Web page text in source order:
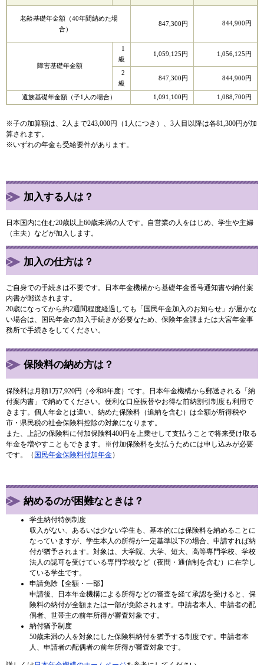
老齢基礎年金額（40年間納めた場
合）
847,300円 844,900円
障害基礎年金額
1
級
1,059,125円 1,056,125円
2
級
847,300円 844,900円
遺族基礎年金額（子1人の場合） 1,091,100円 1,088,700円
※子の加算額は、2人まで243,000円（1人につき）、3人目以降は各81,300円が加
算されます。
※いずれの年金も受給要件があります。
加入する人は？
日本国内に住む20歳以上60歳未満の人です。自営業の人をはじめ、学生や主婦
（主夫）などが加入します。
加入の仕方は？
ご自身での手続きは不要です。日本年金機構から基礎年金番号通知書や納付案
内書が郵送されます。
20歳になってから約2週間程度経過しても「国民年金加入のお知らせ」が届かな
い場合は、国民年金の加入手続きが必要なため、保険年金課または大宮年金事
務所で手続きをしてください。
保険料の納め方は？
保険料は月額1万7,920円（令和8年度）です。日本年金機構から郵送される「納
付案内書」で納めてください。便利な口座振替やお得な前納割引制度も利用で
きます。個人年金とは違い、納めた保険料（追納を含む）は全額が所得税や
市・県民税の社会保険料控除の対象になります。
また、上記の保険料に付加保険料400円を上乗せして支払うことで将来受け取る
年金を増やすこともできます。※付加保険料を支払うためには申し込みが必要
です。（ 国民年金保険料付加年金）
納めるのが困難なときは？
学生納付特例制度
収入がない、あるいは少ない学生も、基本的には保険料を納めることに
なっていますが、学生本人の所得が一定基準以下の場合、申請すれば納
付が猶予されます。対象は、大学院、大学、短大、高等専門学校、学校
法人の認可を受けている専門学校など（夜間・通信制を含む）に在学し
ている学生です。
申請免除【全額・一部】
申請後、日本年金機構による所得などの審査を経て承認を受けると、保
険料の納付が全額または一部が免除されます。申請者本人、申請者の配
偶者、世帯主の前年所得が審査対象です。
納付猶予制度
50歳未満の人を対象にした保険料納付を猶予する制度です。申請者本
人、申請者の配偶者の前年所得が審査対象です。